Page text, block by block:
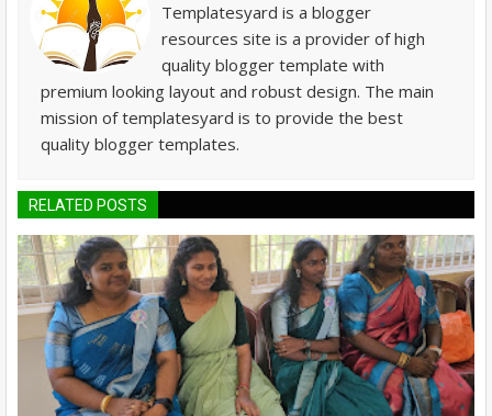
Templatesyard is a blogger
resources site is a provider of high
quality blogger template with
premium looking layout and robust design. The main
mission of templatesyard is to provide the best
quality blogger templates.
RELATED POSTS